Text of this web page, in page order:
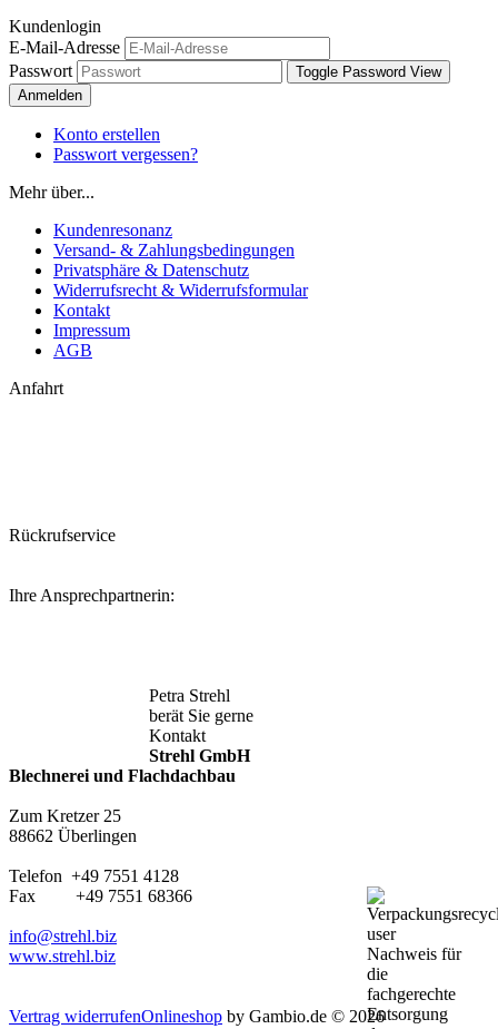
Kundenlogin
E-Mail-Adresse
Passwort
Toggle Password View
Anmelden
Konto erstellen
Passwort vergessen?
Mehr über...
Kundenresonanz
Versand- & Zahlungsbedingungen
Privatsphäre & Datenschutz
Widerrufsrecht & Widerrufsformular
Kontakt
Impressum
AGB
Anfahrt
Rückrufservice
Ihre Ansprechpartnerin:
Petra Strehl
berät Sie gerne
Kontakt
Strehl GmbH
Blechnerei und Flachdachbau
Zum Kretzer 25
88662 Überlingen
Telefon +49 7551 4128
Fax +49 7551 68366
info@strehl.biz
www.strehl.biz
Vertrag widerrufenOnlineshop by Gambio.de © 2026